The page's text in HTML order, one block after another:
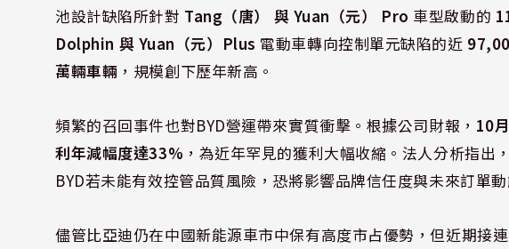
池設計缺陷所針對 Tang（唐） 與 Yuan（元） Pro 車型啟動的
Dolphin 與 Yuan（元）Plus 電動車轉向控制單元缺陷的近
萬輛車輛 ，規模創下歷年新高。
頻繁的召回事件也對BYD營運帶來實質衝擊。根據公司財報， 10
利年減幅度達33% ，為近年罕見的獲利大幅收縮。法人分析指出
BYD若未能有效控管品質風險，恐將影響品牌信任度與未來訂單動
儘管比亞迪仍在中國新能源車市中保有高度市占優勢，但近期接